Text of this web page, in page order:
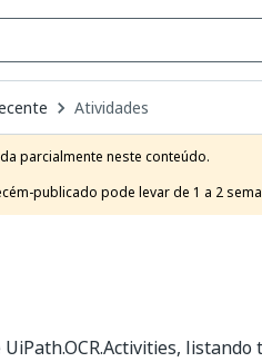
Atividades
parcialmente neste conteúdo.
publicado pode levar de 1 a 2
listando